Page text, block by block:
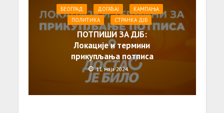
БЕОГРАД ДОГАЂАЈ
КАМПАЊА
ПОЛИТИКА
СТРАНКА ДЈБ
ПОТПИШИ ЗА ДЈБ:
Локације и термини
прикупљања потписа
11. маја 2024.